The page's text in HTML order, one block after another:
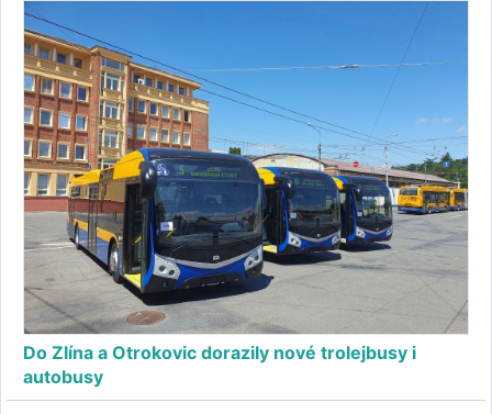
Do Zlína a Otrokovic dorazily nové trolejbusy i
autobusy